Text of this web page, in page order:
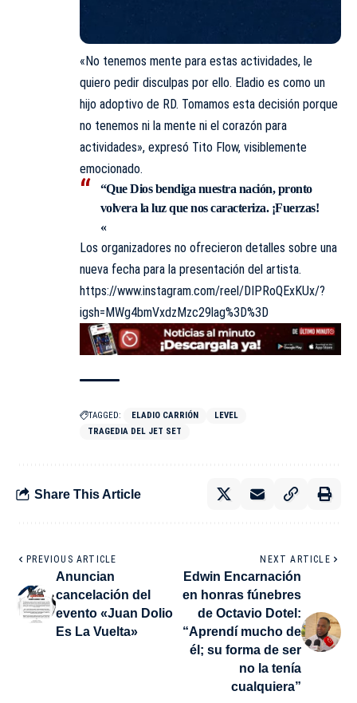
«No tenemos mente para estas actividades, le
quiero pedir disculpas por ello. Eladio es como un
hijo adoptivo de RD. Tomamos esta decisión porque
no tenemos ni la mente ni el corazón para
actividades», expresó Tito Flow, visiblemente
emocionado.
“Que Dios bendiga nuestra nación, pronto
volvera la luz que nos caracteriza. ¡Fuerzas!
«
Los organizadores no ofrecieron detalles sobre una
nueva fecha para la presentación del artista.
https://www.instagram.com/reel/DIPRoQExKUx/?
igsh=MWg4bmVxdzMzc29lag%3D%3D
TAGGED: ELADIO CARRIÓN
LEVEL
TRAGEDIA DEL JET SET
Share This Article
PREVIOUS ARTICLE
Anuncian
cancelación del
evento «Juan Dolio
Es La Vuelta»
NEXT ARTICLE
Edwin Encarnación
en honras fúnebres
de Octavio Dotel:
“Aprendí mucho de
él; su forma de ser
no la tenía
cualquiera”